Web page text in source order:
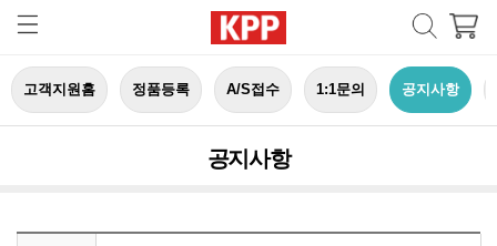
고객지원홈 정품등록 A/S접수 1:1문의 공지사항
공지사항